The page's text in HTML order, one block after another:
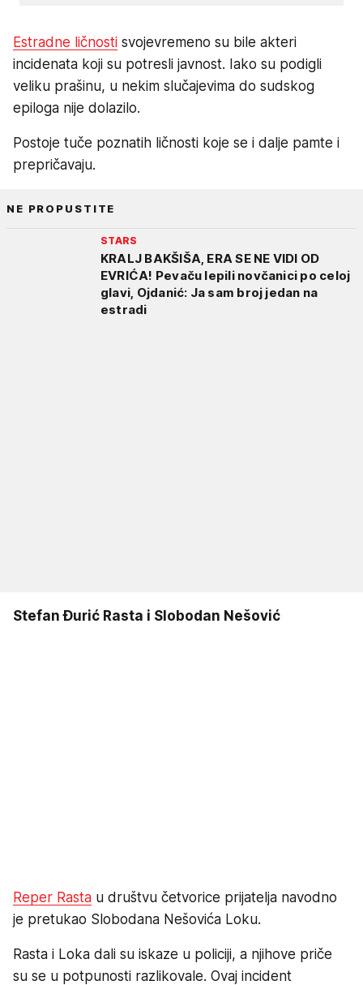
Estradne ličnosti svojevremeno su bile akteri
incidenata koji su potresli javnost. Iako su podigli
veliku prašinu, u nekim slučajevima do sudskog
epiloga nije dolazilo.
Postoje tuče poznatih ličnosti koje se i dalje pamte i
prepričavaju.
NE PROPUSTITE
STARS
KRALJ BAKŠIŠA, ERA SE NE VIDI OD
EVRIĆA! Pevaču lepili novčanici po celoj
glavi, Ojdanić: Ja sam broj jedan na
estradi
Stefan Đurić Rasta i Slobodan Nešović
Reper Rasta u društvu četvorice prijatelja navodno
je pretukao Slobodana Nešovića Loku.
Rasta i Loka dali su iskaze u policiji, a njihove priče
su se u potpunosti razlikovale. Ovaj incident